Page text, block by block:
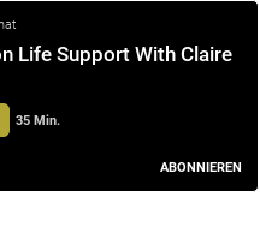
Life Support With Claire
35 Min.
ABONNIEREN